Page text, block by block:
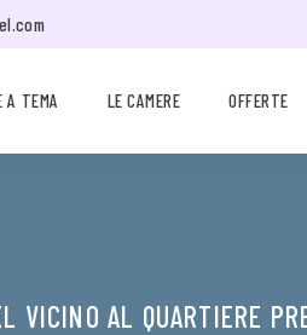
A TEMA LE CAMERE OFFERTE
VICINO AL QUARTIERE